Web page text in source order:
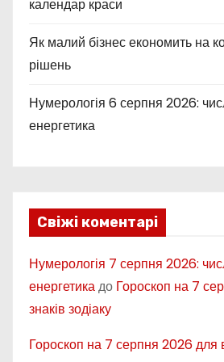
календар краси
Як малий бізнес економить на
рішень
Нумерологія 6 серпня 2026:
енергетика
Свіжі коментарі
Нумерологія 7 серпня 2026:
енергетикадо Гороскоп на 7
знаків зодіаку
Гороскоп на 7 серпня 2026 для